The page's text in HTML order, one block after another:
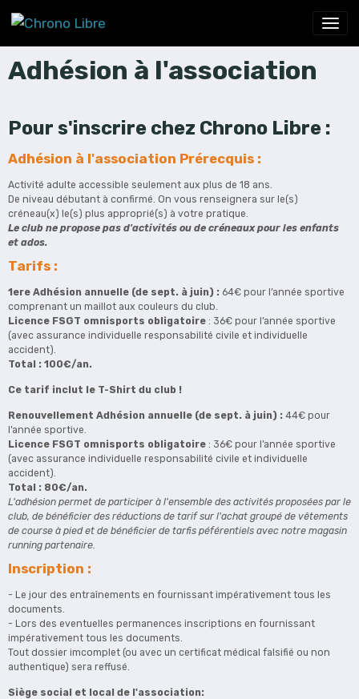
Adhésion à l'association
Pour s'inscrire chez Chrono Libre :
Adhésion à l'association Prérecquis :
Activité adulte accessible seulement aux plus de 18 ans.
De niveau débutant à confirmé. On vous renseignera sur le(s)
créneau(x) le(s) plus approprié(s) à votre pratique.
Le club ne propose pas d'activités ou de créneaux pour les enfants
et ados.
Tarifs :
1ere Adhésion annuelle (de sept. à juin) : 64€ pour l’année sportive
comprenant un maillot aux couleurs du club.
Licence FSGT omnisports obligatoire : 36€ pour l’année sportive
(avec assurance individuelle responsabilité civile et individuelle
accident).
Total : 100€/an.
Ce tarif inclut le T-Shirt du club !
Renouvellement Adhésion annuelle (de sept. à juin) : 44€ pour
l’année sportive.
Licence FSGT omnisports obligatoire : 36€ pour l’année sportive
(avec assurance individuelle responsabilité civile et individuelle
accident).
Total : 80€/an.
L'adhésion permet de participer à l'ensemble des activités proposées par le
club, de bénéficier des réductions de tarif sur l'achat groupé de vêtements
de course à pied et de bénéficier de tarfis péférentiels avec notre magasin
running partenaire.
Inscription :
- Le jour des entraînements en fournissant impérativement tous les
documents.
- Lors des eventuelles permanences inscriptions en fournissant
impérativement tous les documents.
Tout dossier imcomplet (ou avec un certificat médical falsifié ou non
authentique) sera reffusé.
Siège social et local de l'association: